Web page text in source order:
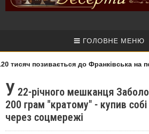
ГОЛОВНЕ МЕНЮ
позивається до Франківська на
У 22-річного мешканця
200 грам "кратому" - купив
через соцмережі